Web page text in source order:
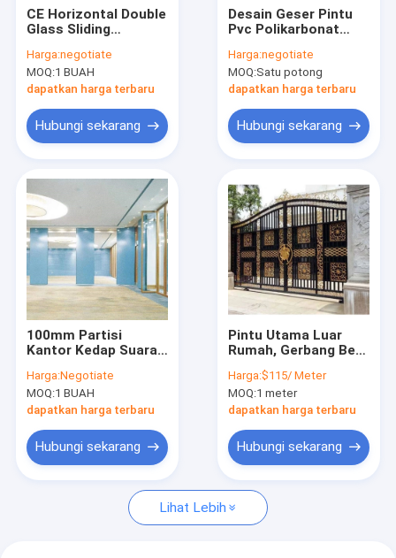
Produk
Video
Tampilan VR
Tentang kami
Kontrol kualitas
Hubungi kami
CE Horizontal Double
Glass Sliding
Dan Pintu Dengan
Grill
Harga:negotiate
MOQ:1 BUAH
dapatkan harga terbaru
Hubungi sekarang
Desain Geser Pintu
Pvc Polikarbonat
Vertikal
Harga:negotiate
MOQ:Satu potong
dapatkan harga terbaru
Hubungi sekarang
100mm Partisi
Kantor Kedap Suara
Ruang Perjamuan
Bergerak
Harga:Negotiate
MOQ:1 BUAH
dapatkan harga terbaru
Hubungi sekarang
Pintu Utama Luar
Rumah, Gerbang Besi
Desain Baru
Harga:$115/ Meter
MOQ:1 meter
dapatkan harga terbaru
Hubungi sekarang
Lihat Lebih